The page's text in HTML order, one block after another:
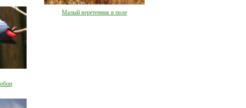
Малый веретенник в поле